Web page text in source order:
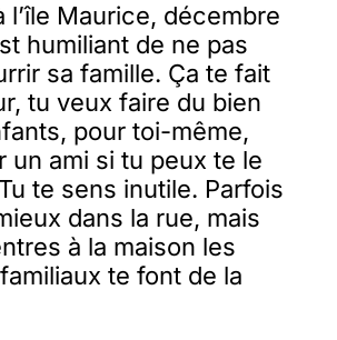
l’île Maurice, décembre
humiliant de ne pas
sa famille. Ça te fait
tu veux faire du bien
pour toi-même,
un ami si tu peux te le
te sens inutile. Parfois
dans la rue, mais
à la maison les
te font de la